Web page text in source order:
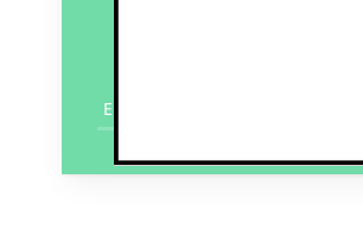
En savoir plus